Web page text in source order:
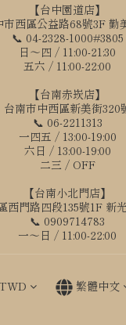
【台中園道店】
市西區公益路68號3F 勤
📞 04-2328-1000#3805
日～四 / 11:00-21:30
五六 / 11:00-22:00
【台南赤崁店】
台南市中西區新美街320
📞 06-2211313
一四五 / 13:00-19:00
六日 / 13:00-19:00
二三 / OFF
【台南小北門店】
西門路四段135號1F 新
📞 0909714783
一～日 / 11:00-22:00
繁體中文